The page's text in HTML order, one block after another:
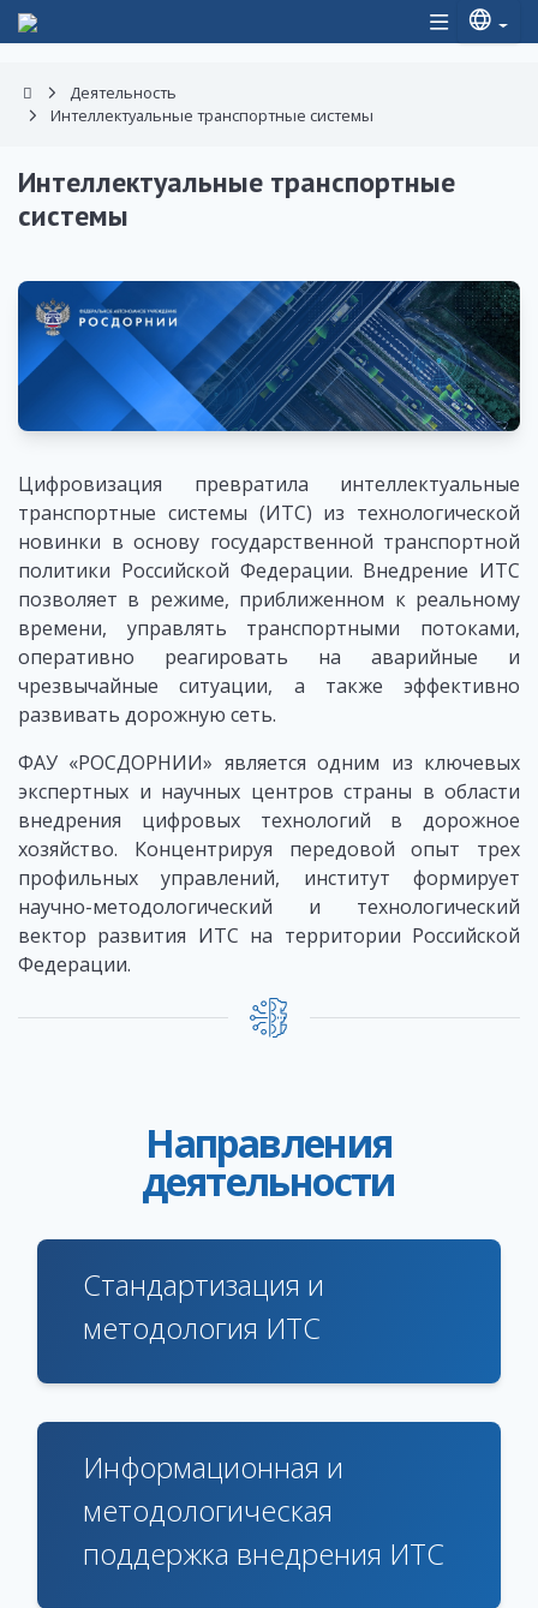
Деятельность
Интеллектуальные транспортные системы
Интеллектуальные транспортные
системы
Цифровизация превратила интеллектуальные
транспортные системы (ИТС) из технологической
новинки в основу государственной транспортной
политики Российской Федерации. Внедрение ИТС
позволяет в режиме, приближенном к реальному
времени, управлять транспортными потоками,
оперативно реагировать на аварийные и
чрезвычайные ситуации, а также эффективно
развивать дорожную сеть.
ФАУ «РОСДОРНИИ» является одним из ключевых
экспертных и научных центров страны в области
внедрения цифровых технологий в дорожное
хозяйство. Концентрируя передовой опыт трех
профильных управлений, институт формирует
научно-методологический и технологический
вектор развития ИТС на территории Российской
Федерации.
Направления
деятельности
Стандартизация и
методология ИТС
Информационная и
методологическая
поддержка внедрения ИТС